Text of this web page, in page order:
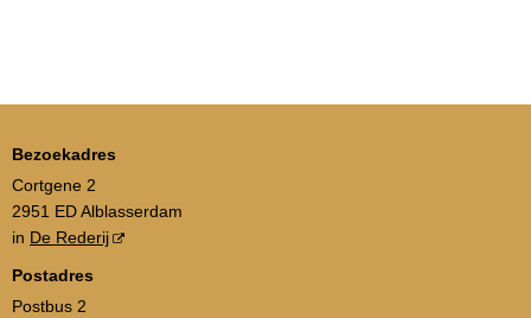
Bezoekadres
Cortgene 2
2951 ED Alblasserdam
in De Rederij
Postadres
Postbus 2